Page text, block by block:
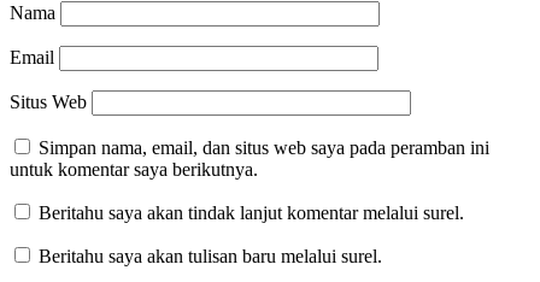
Nama
Email
Situs Web
Simpan nama, email, dan situs web saya pada peramban ini
untuk komentar saya berikutnya.
Beritahu saya akan tindak lanjut komentar melalui surel.
Beritahu saya akan tulisan baru melalui surel.